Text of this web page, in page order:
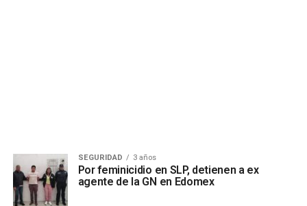
SEGURIDAD 3 años
Por feminicidio en SLP, detienen a ex
agente de la GN en Edomex